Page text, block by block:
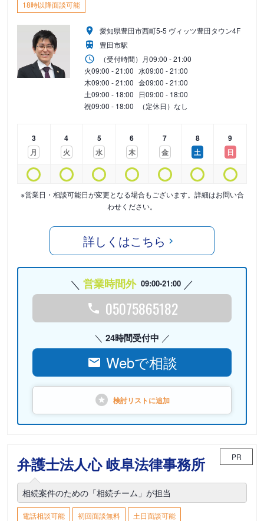
18時以降面談可能
愛知県豊田市西町5-5 ヴィッツ豊田タウン4F
豊田市駅
（受付時間） 月09:00 - 21:00
火09:00 - 21:00 水09:00 - 21:00
木09:00 - 21:00 金09:00 - 21:00
土09:00 - 18:00 日09:00 - 18:00
祝09:00 - 18:00 （定休日）なし
3
月
4
火
5
水
6
木
7
金
8
土
9
日
※営業日・相談可能日が変更となる場合もございます。詳細はお問い合
わせください。
詳しくはこちら
営業時間外 09:00-21:00
05075865182
24時間受付中
Webで相談
検討リストに追加
弁護士法人心 岐阜法律事務所 PR
相続案件のための「相続チーム」が担当
電話相談可能 初回面談無料
土日面談可能